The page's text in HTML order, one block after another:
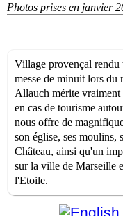
Photos prises en janvier
Village provençal rendu
messe de minuit lors du
Allauch mérite vraiment
en cas de tourisme
nous offre de
son église, ses moulins,
Château, ainsi qu'un
sur la ville de Marseille
l'Etoile.